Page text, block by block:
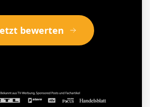
bewerten